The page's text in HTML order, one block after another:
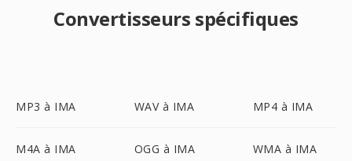
Convertisseurs spécifiques
MP3 à IMA WAV à IMA MP4 à IMA
M4A à IMA OGG à IMA WMA à IMA